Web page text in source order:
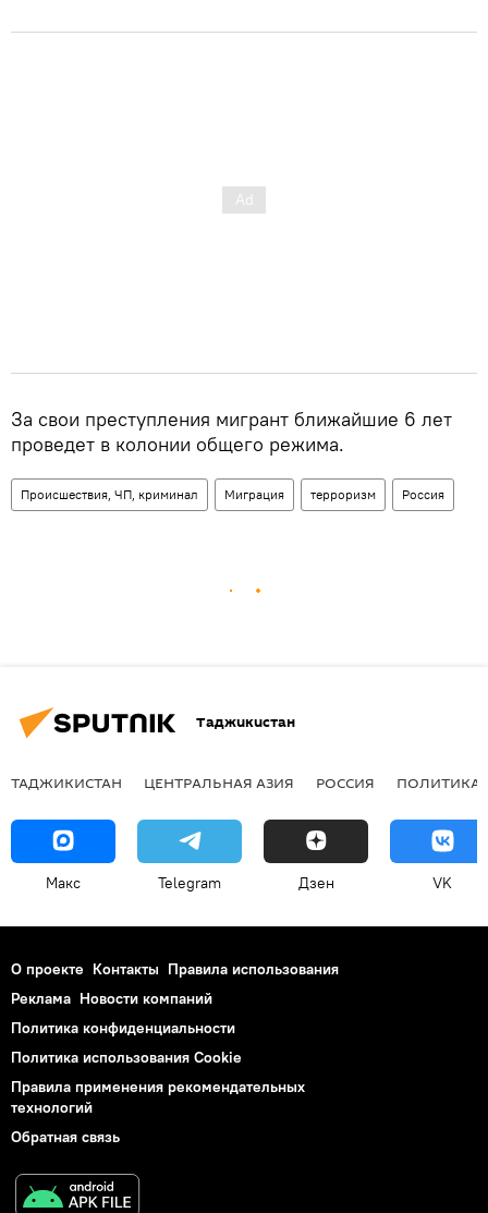
За свои преступления мигрант ближайшие 6 лет
проведет в колонии общего режима.
Происшествия, ЧП, криминал Миграция терроризм Россия
Таджикистан
ТАДЖИКИСТАН ЦЕНТРАЛЬНАЯ АЗИЯ РОССИЯ ПОЛИТИКА
Макс Telegram Дзен VK
О проекте Контакты Правила использования
Реклама Новости компаний
Политика конфиденциальности
Политика использования Cookie
Правила применения рекомендательных
технологий
Обратная связь